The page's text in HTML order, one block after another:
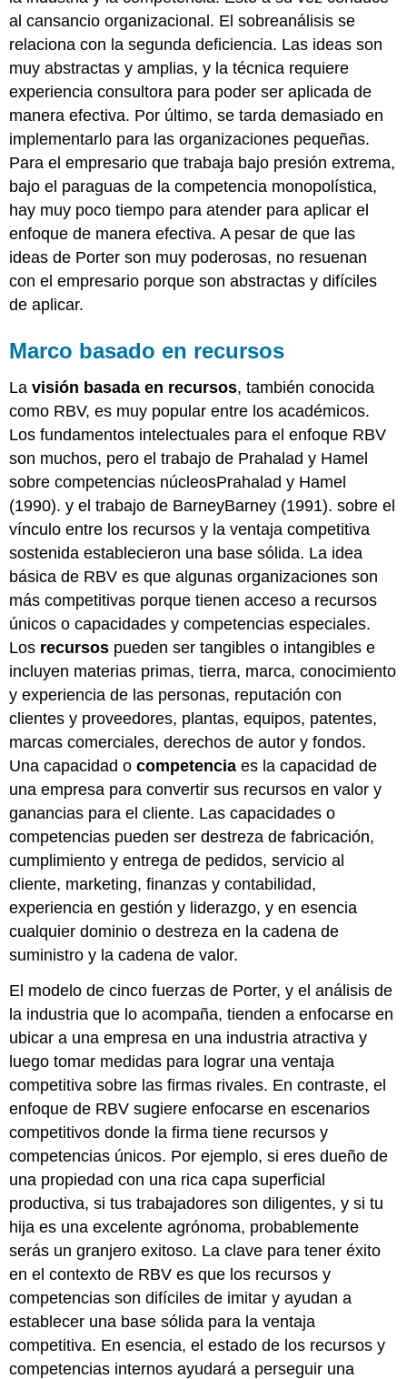
al cansancio organizacional. El sobreanálisis se
relaciona con la segunda deficiencia. Las ideas son
muy abstractas y amplias, y la técnica requiere
experiencia consultora para poder ser aplicada de
manera efectiva. Por último, se tarda demasiado en
implementarlo para las organizaciones pequeñas.
Para el empresario que trabaja bajo presión extrema,
bajo el paraguas de la competencia monopolística,
hay muy poco tiempo para atender para aplicar el
enfoque de manera efectiva. A pesar de que las
ideas de Porter son muy poderosas, no resuenan
con el empresario porque son abstractas y difíciles
de aplicar.
Marco basado en recursos
Lavisión basada en recursos, también conocida
como RBV, es muy popular entre los académicos.
Los fundamentos intelectuales para el enfoque RBV
son muchos, pero el trabajo de Prahalad y Hamel
sobre competencias núcleosPrahalad y Hamel
(1990). y el trabajo de BarneyBarney (1991). sobre el
vínculo entre los recursos y la ventaja competitiva
sostenida establecieron una base sólida. La idea
básica de RBV es que algunas organizaciones son
más competitivas porque tienen acceso a recursos
únicos o capacidades y competencias especiales.
Los recursos pueden ser tangibles o intangibles e
incluyen materias primas, tierra, marca, conocimiento
y experiencia de las personas, reputación con
clientes y proveedores, plantas, equipos, patentes,
marcas comerciales, derechos de autor y fondos.
Una capacidad ocompetencia es la capacidad de
una empresa para convertir sus recursos en valor y
ganancias para el cliente. Las capacidades o
competencias pueden ser destreza de fabricación,
cumplimiento y entrega de pedidos, servicio al
cliente, marketing, finanzas y contabilidad,
experiencia en gestión y liderazgo, y en esencia
cualquier dominio o destreza en la cadena de
suministro y la cadena de valor.
El modelo de cinco fuerzas de Porter, y el análisis de
la industria que lo acompaña, tienden a enfocarse en
ubicar a una empresa en una industria atractiva y
luego tomar medidas para lograr una ventaja
competitiva sobre las firmas rivales. En contraste, el
enfoque de RBV sugiere enfocarse en escenarios
competitivos donde la firma tiene recursos y
competencias únicos. Por ejemplo, si eres dueño de
una propiedad con una rica capa superficial
productiva, si tus trabajadores son diligentes, y si tu
hija es una excelente agrónoma, probablemente
serás un granjero exitoso. La clave para tener éxito
en el contexto de RBV es que los recursos y
competencias son difíciles de imitar y ayudan a
establecer una base sólida para la ventaja
competitiva. En esencia, el estado de los recursos y
competencias internos ayudará a perseguir una